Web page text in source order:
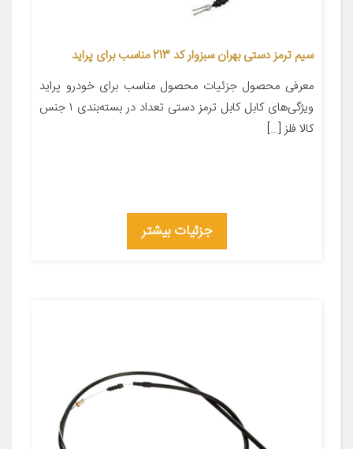
سیم ترمز دستی بهران سبزوار کد 213 مناسب برای پراید
معرفی محصول جزئیات محصول مناسب برای خودرو پراید
ویژگی‌های کابل کابل ترمز دستی تعداد در بسته‌بندی ۱ جنس
کالا فلز […]
جزئیات بیشتر